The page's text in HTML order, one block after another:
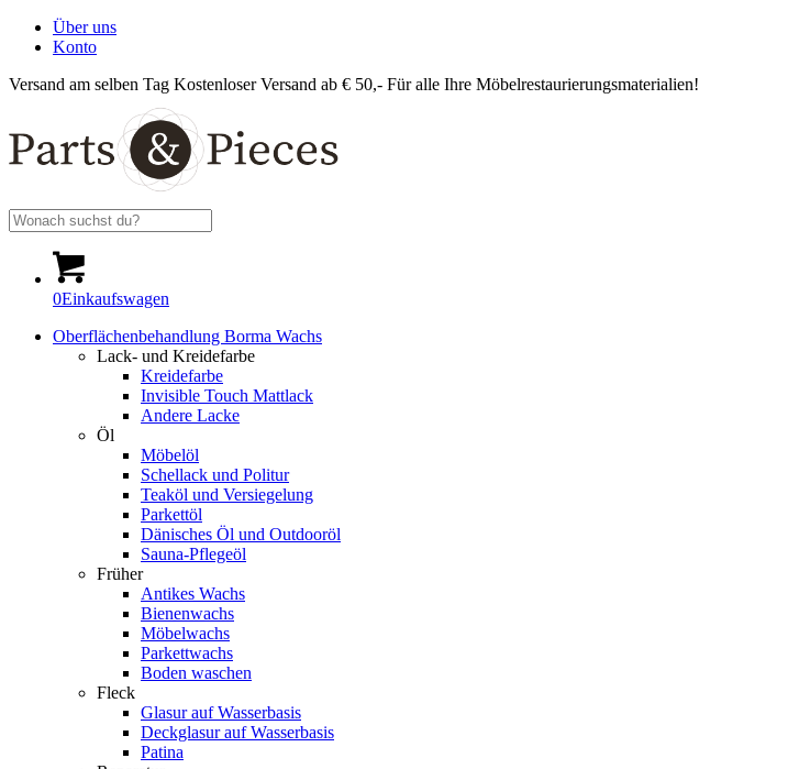
Über uns
Konto
Versand am selben Tag Kostenloser Versand ab € 50,- Für alle Ihre Möbelrestaurierungsmaterialien!
0Einkaufswagen
Oberflächenbehandlung Borma Wachs
Lack- und Kreidefarbe
Kreidefarbe
Invisible Touch Mattlack
Andere Lacke
Öl
Möbelöl
Schellack und Politur
Teaköl und Versiegelung
Parkettöl
Dänisches Öl und Outdooröl
Sauna-Pflegeöl
Früher
Antikes Wachs
Bienenwachs
Möbelwachs
Parkettwachs
Boden waschen
Fleck
Glasur auf Wasserbasis
Deckglasur auf Wasserbasis
Patina